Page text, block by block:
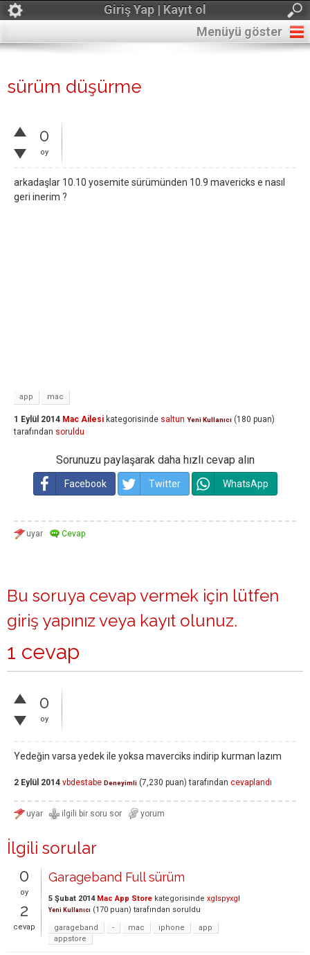
Giriş Yap | Kayıt ol
Menüyü göster
sürüm düşürme
0
oy
arkadaşlar 10.10 yosemite sürümünden 10.9 mavericks e nasıl
geri inerim ?
app mac
1 Eylül 2014 Mac Ailesi kategorisinde saltun Yeni Kullanıcı (180 puan)
tarafından soruldu
Sorunuzu paylaşarak daha hızlı cevap alın
Facebook Twitter WhatsApp
Bu soruya cevap vermek için lütfen
giriş yapınız veya kayıt olunuz.
1 cevap
0
oy
Yedeğin varsa yedek ile yoksa maverciks indirip kurman lazım
2 Eylül 2014 vbdestabe Deneyimli (7,230 puan) tarafından cevaplandı
İlgili sorular
0
oy
2
cevap
Garageband Full sürüm
5 Şubat 2014 Mac App Store kategorisinde xglspyxgl
Yeni Kullanıcı (170 puan) tarafından soruldu
garageband
- mac iphone
app
appstore